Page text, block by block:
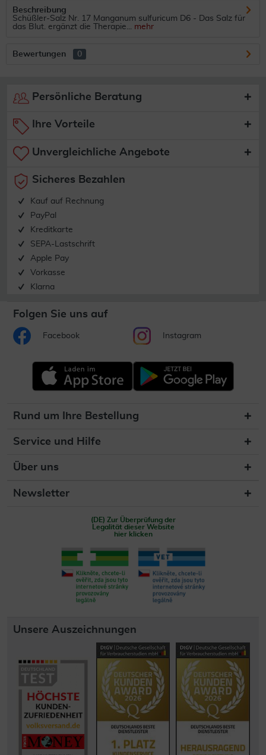
Beschreibung
Schüßler-Salz Nr. 17 Manganum sulfuricum D6 - Das Salz für
das Blut. ergänzt die Therapie... mehr
Bewertungen 0
Persönliche Beratung
Ihre Vorteile
Unvergleichliche Angebote
Sicheres Bezahlen
Kauf auf Rechnung
PayPal
Kreditkarte
SEPA-Lastschrift
Apple Pay
Vorkasse
Klarna
Folgen Sie uns auf
Facebook Instagram
Rund um Ihre Bestellung
Service und Hilfe
Über uns
Newsletter
(DE) Zur Überprüfung der
Legalität dieser Website
hier klicken
Unsere Auszeichnungen